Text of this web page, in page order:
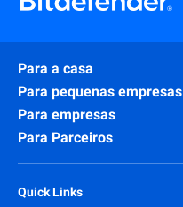
Para a casa
Para pequenas empresas
Para empresas
Para Parceiros
Quick Links